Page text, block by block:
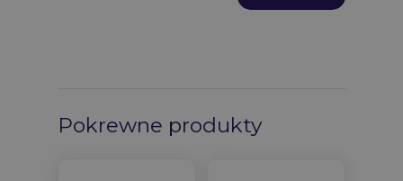
Pokrewne produkty